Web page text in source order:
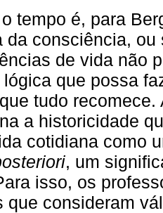
tempo é, para
da consciência,
de vida não
lógica que possa
tudo
a historicidade
cotidiana como
, um
isso, os
que consideram